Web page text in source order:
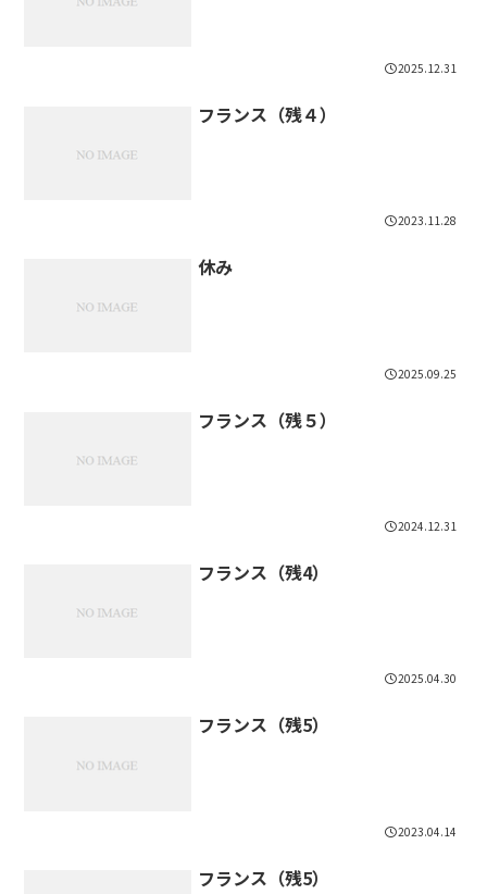
2025.12.31
フランス（残４）
2023.11.28
休み
2025.09.25
フランス（残５）
2024.12.31
フランス（残4）
2025.04.30
フランス（残5）
2023.04.14
フランス（残5）